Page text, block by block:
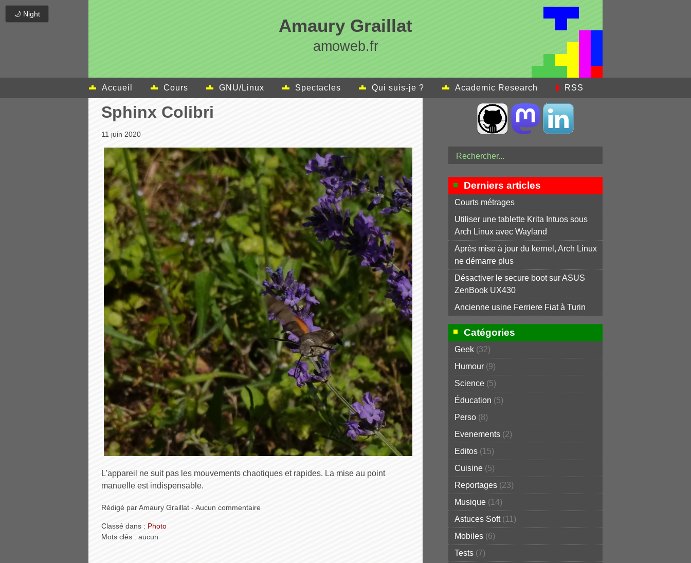
🌙 Night
Amaury Graillat
amoweb.fr
Accueil Cours GNU/Linux Spectacles Qui suis-je ? Academic Research RSS
Sphinx Colibri
11 juin 2020
L'appareil ne suit pas les mouvements chaotiques et rapides. La mise au point
manuelle est indispensable.
Rédigé par Amaury Graillat - Aucun commentaire
Classé dans : Photo
Mots clés : aucun
Derniers articles
Courts métrages
Utiliser une tablette Krita Intuos sous
Arch Linux avec Wayland
Après mise à jour du kernel, Arch Linux
ne démarre plus
Désactiver le secure boot sur ASUS
ZenBook UX430
Ancienne usine Ferriere Fiat à Turin
Catégories
Geek (32)
Humour (9)
Science (5)
Éducation (5)
Perso (8)
Evenements (2)
Editos (15)
Cuisine (5)
Reportages (23)
Musique (14)
Astuces Soft(11)
Mobiles (6)
Tests (7)